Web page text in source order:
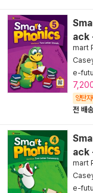
ack
mart
e-
양탄
전 배
ack
mart
e-